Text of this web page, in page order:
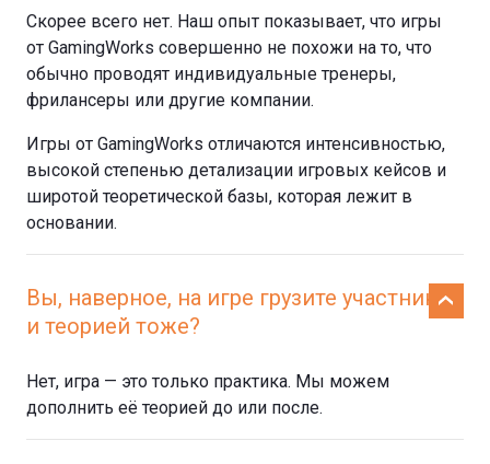
Скорее всего нет. Наш опыт показывает, что игры
от GamingWorks совершенно не похожи на то, что
обычно проводят индивидуальные тренеры,
фрилансеры или другие компании.
Игры от GamingWorks отличаются интенсивностью,
высокой степенью детализации игровых кейсов и
широтой теоретической базы, которая лежит в
основании.
Вы, наверное, на игре грузите участников
и теорией тоже?
Нет, игра — это только практика. Мы можем
дополнить её теорией до или после.